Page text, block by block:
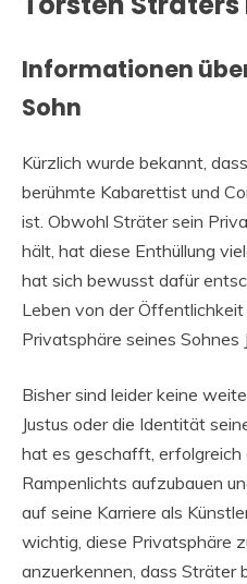
Informationen
Sohn
Kürzlich wurde bekannt,
berühmte Kabarettist und
ist. Obwohl Sträter sein
hält, hat diese Enthüllung
hat sich bewusst dafür
Leben von der
Privatsphäre seines Sohnes
Bisher sind leider keine
Justus oder die Identität
hat es geschafft, erfolgreich
Rampenlichts aufzubauen
auf seine Karriere als
wichtig, diese Privatsphäre
anzuerkennen, dass Sträter